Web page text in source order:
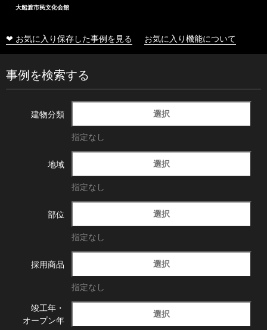
大船渡市民文化会館
❤ お気に入り保存した事例を見る お気に入り機能について
事例を検索する
建物分類 選択
指定なし
地域 選択
指定なし
部位 選択
指定なし
採用商品 選択
指定なし
竣工年・
オープン年
選択